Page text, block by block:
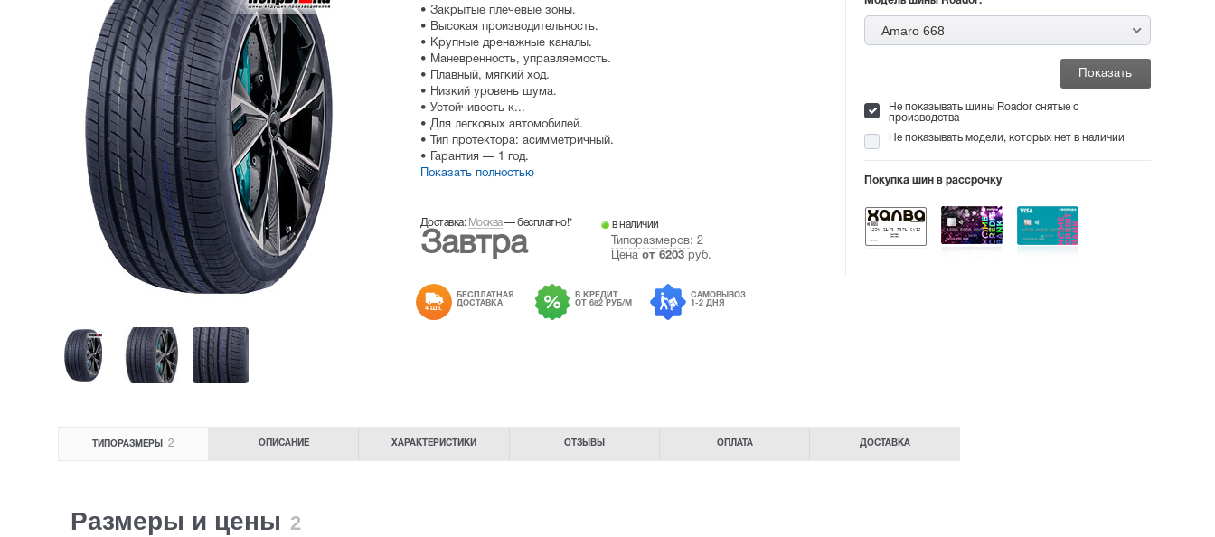
• Закрытые плечевые зоны.
• Высокая производительность.
• Крупные дренажные каналы.
• Маневренность, управляемость.
• Плавный, мягкий ход.
• Низкий уровень шума.
• Устойчивость к...
• Для легковых автомобилей.
• Тип протектора: асимметричный.
• Гарантия — 1 год.
Показать полностью
Доставка: Москва—бесплатно!*
Завтра
в наличии
Типоразмеров: 2
Цена от 6203руб.
4 ШТ.
БЕСПЛАТНАЯ
ДОСТАВКА
В КРЕДИТ
ОТ 682 РУБ/М
САМОВЫВОЗ
1-2 ДНЯ
Amaro 668
Не показывать шины Roador снятые с
производства
Не показывать модели, которых нет в наличии
Покупка шин в рассрочку
ТИПОРАЗМЕРЫ 2 ОПИСАНИЕ ХАРАКТЕРИСТИКИ ОТЗЫВЫ ОПЛАТА ДОСТАВКА
Размеры и цены 2